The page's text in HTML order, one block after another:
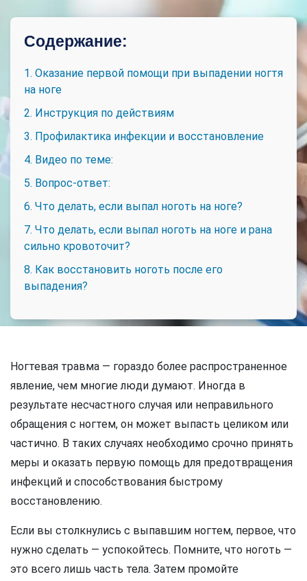
Содержание:
1. Оказание первой помощи при выпадении ногтя
на ноге
2. Инструкция по действиям
3. Профилактика инфекции и восстановление
4. Видео по теме:
5. Вопрос-ответ:
6. Что делать, если выпал ноготь на ноге?
7. Что делать, если выпал ноготь на ноге и рана
сильно кровоточит?
8. Как восстановить ноготь после его
выпадения?
Ногтевая травма — гораздо более распространенное
явление, чем многие люди думают. Иногда в
результате несчастного случая или неправильного
обращения с ногтем, он может выпасть целиком или
частично. В таких случаях необходимо срочно принять
меры и оказать первую помощь для предотвращения
инфекций и способствования быстрому
восстановлению.
Если вы столкнулись с выпавшим ногтем, первое, что
нужно сделать — успокойтесь. Помните, что ноготь —
это всего лишь часть тела. Затем промойте